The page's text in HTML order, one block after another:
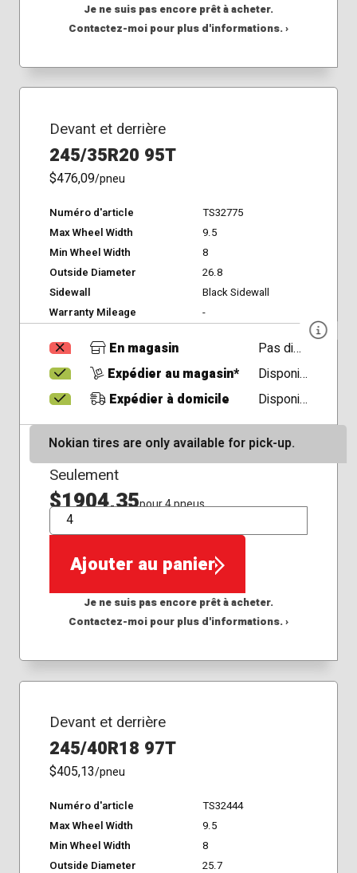
Je ne suis pas encore prêt à acheter.
Contactez-moi pour plus d'informations. ›
Devant et derrière
245/35R20 95T
$476,09/pneu
Numéro d'article
TS32775
Max Wheel Width
9.5
Min Wheel Width
8
Outside Diameter
26.8
Sidewall
Black Sidewall
Warranty Mileage
-
En magasin
Pas disponible
Expédier au magasin*
Disponible
Expédier à domicile
Disponible
Nokian tires are only available for pick-up.
Seulement
$1904,35pour 4 pneus
QTÉ
Ajouter au panier
Je ne suis pas encore prêt à acheter.
Contactez-moi pour plus d'informations. ›
Devant et derrière
245/40R18 97T
$405,13/pneu
Numéro d'article
TS32444
Max Wheel Width
9.5
Min Wheel Width
8
Outside Diameter
25.7